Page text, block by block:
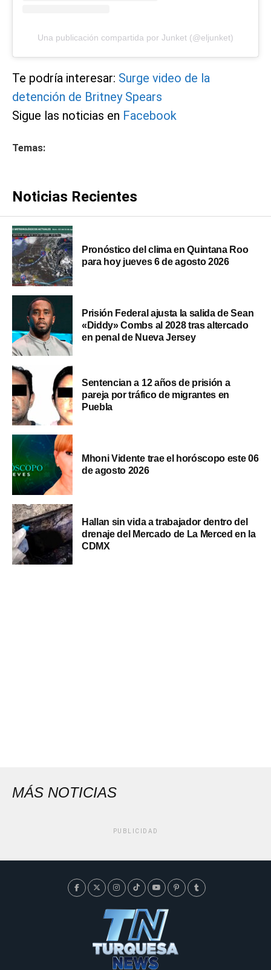
Una publicación compartida por Junket (@eljunket)
Te podría interesar: Surge video de la
detención de Britney Spears
Sigue las noticias en Facebook
Temas:
Noticias Recientes
Pronóstico del clima en Quintana Roo
para hoy jueves 6 de agosto 2026
Prisión Federal ajusta la salida de Sean
«Diddy» Combs al 2028 tras altercado
en penal de Nueva Jersey
Sentencian a 12 años de prisión a
pareja por tráfico de migrantes en
Puebla
Mhoni Vidente trae el horóscopo este 06
de agosto 2026
Hallan sin vida a trabajador dentro del
drenaje del Mercado de La Merced en la
CDMX
MÁS NOTICIAS
PUBLICIDAD